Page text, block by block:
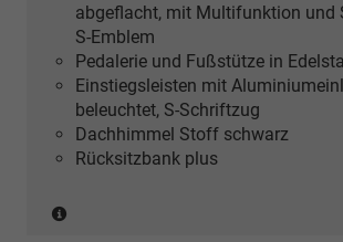
abgeflacht, mit Multifunktion und
S-Emblem
Pedalerie und Fußstütze in
Einstiegsleisten mit
beleuchtet, S-Schriftzug
Dachhimmel Stoff schwarz
Rücksitzbank plus